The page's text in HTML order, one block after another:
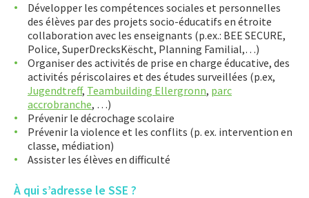
CDI « Centre de Documentation et d’Information »
COI « Cellule d’orientation et d’intégration »
Restaurant scolaire
Chef de département des équipes psycho-sociaux
SePAS « Service Psycho-social et d’Accompagnement
Scolaires »
ESEB « équipe de soutien des élèves à besoins éducatifs
particuliers ou spécifiques »
Développer les compétences sociales et personnelles
des élèves par des projets socio-éducatifs en étroite
collaboration avec les enseignants (p.ex.: BEE SECURE,
Police, SuperDrecksKëscht, Planning Familial,…)
Organiser des activités de prise en charge éducative, des
activités périscolaires et des études surveillées (p.ex,
Jugendtreff, Teambuilding Ellergronn, parc
accrobranche, …)
Prévenir le décrochage scolaire
Prévenir la violence et les conflits (p. ex. intervention en
classe, médiation)
Assister les élèves en difficulté
À qui s’adresse le SSE ?